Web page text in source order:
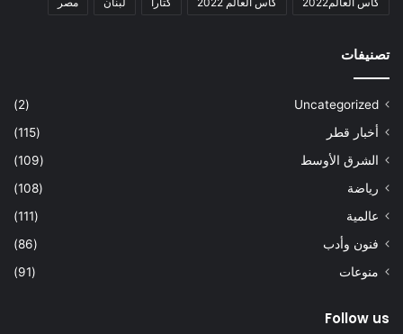
تصنيفات
Uncategorized
(2)
أخبار قطر
(115)
الشرق الأوسط
(109)
رياضة
(108)
عالمية
(111)
فنون وأدب
(86)
منوعات
(91)
Follow us